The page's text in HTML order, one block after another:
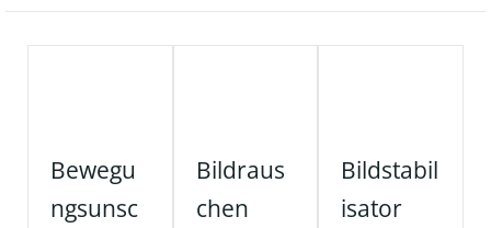
Bewegu
ngsunsc
Bildraus
chen
Bildstabil
isator